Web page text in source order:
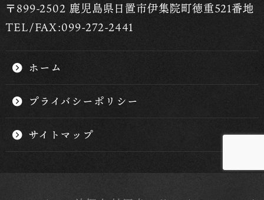
〒899-2502 鹿児島県日置市伊集院町徳重521番地
TEL/FAX:099-272-2441
ホーム
プライバシーポリシー
サイトマップ